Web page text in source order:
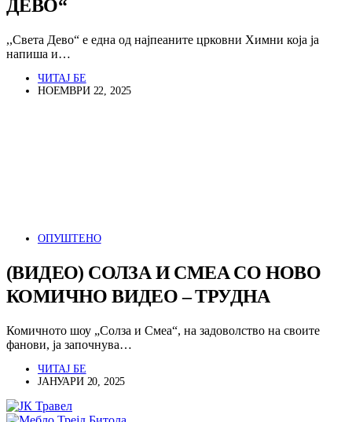
ДЕВО“
,,Света Дево“ е една од најпеаните црковни Химни која ја
напиша и…
ЧИТАЈ БЕ
НОЕМВРИ 22, 2025
ОПУШТЕНО
(ВИДЕО) СОЛЗА И СМЕА СО НОВО
КОМИЧНО ВИДЕО – ТРУДНА
Комичното шоу „Солза и Смеа“, на задоволство на своите
фанови, ја започнува…
ЧИТАЈ БЕ
ЈАНУАРИ 20, 2025